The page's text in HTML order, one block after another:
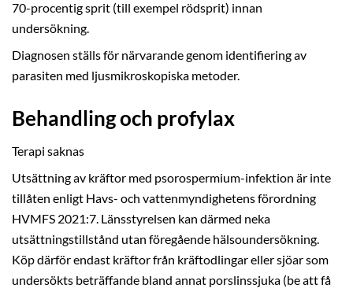
70-procentig sprit (till exempel rödsprit) innan
undersökning.
Diagnosen ställs för närvarande genom identifiering av
parasiten med ljusmikroskopiska metoder.
Behandling och profylax
Terapi saknas
Utsättning av kräftor med psorospermium-infektion är inte
tillåten enligt Havs- och vattenmyndighetens förordning
HVMFS 2021:7. Länsstyrelsen kan därmed neka
utsättningstillstånd utan föregående hälsoundersökning.
Köp därför endast kräftor från kräftodlingar eller sjöar som
undersökts beträffande bland annat porslinssjuka (be att få